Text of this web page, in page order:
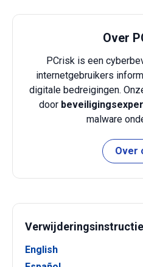
Over
PCrisk is een
internetgebruikers
digitale bedreigingen.
door
malware
Over
English